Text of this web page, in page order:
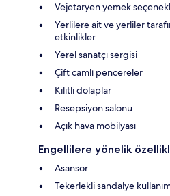
Vejetaryen yemek
Yerlilere ait ve yerliler
etkinlikler
Yerel sanatçı sergisi
Çift camlı pencereler
Kilitli dolaplar
Resepsiyon salonu
Açık hava mobilyası
Engellilere yönelik
Asansör
Tekerlekli sandalye